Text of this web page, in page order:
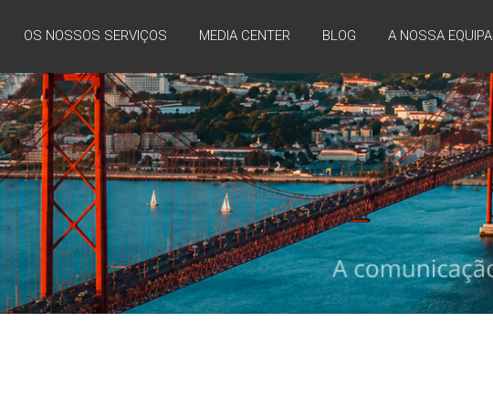
OS NOSSOS SERVIÇOS MEDIA CENTER BLOG A NOSSA EQUIPA